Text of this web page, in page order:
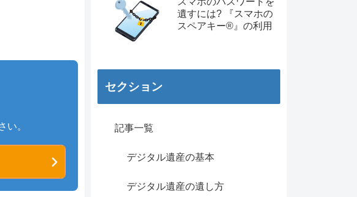
い。
遺すには? 『スマホの
スペアキー®︎』の利用
セクション
記事一覧
デジタル遺産の基本
デジタル遺産の遺し方